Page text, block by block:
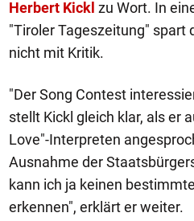
Herbert Kickl zu Wort. In
"Tiroler Tageszeitung" spart
nicht mit Kritik.
"Der Song Contest
stellt Kickl gleich klar, als er
Love"-Interpreten
Ausnahme der
kann ich ja keinen
erkennen", erklärt er weiter.